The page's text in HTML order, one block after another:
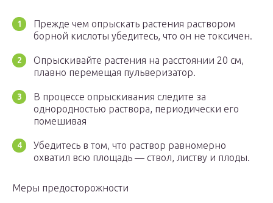
Прежде чем опрыскать растения раствором
борной кислоты убедитесь, что он не токсичен.
Опрыскивайте растения на расстоянии 20 см,
плавно перемещая пульверизатор.
В процессе опрыскивания следите за
однородностью раствора, периодически его
помешивая
Убедитесь в том, что раствор равномерно
охватил всю площадь — ствол, листву и плоды.
Меры предосторожности